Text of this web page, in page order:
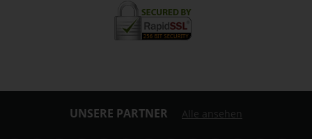
UNSERE PARTNER Alle ansehen